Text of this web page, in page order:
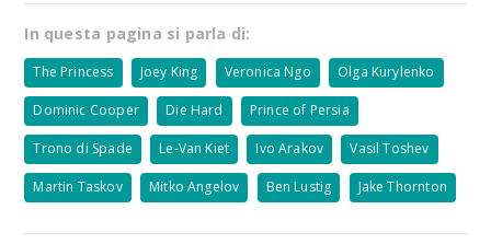
In questa pagina si parla di:
The Princess Joey King Veronica Ngo Olga Kurylenko
Dominic Cooper Die Hard Prince of Persia
Trono di Spade Le-Van Kiet Ivo Arakov Vasil Toshev
Martin Taskov Mitko Angelov Ben Lustig Jake Thornton